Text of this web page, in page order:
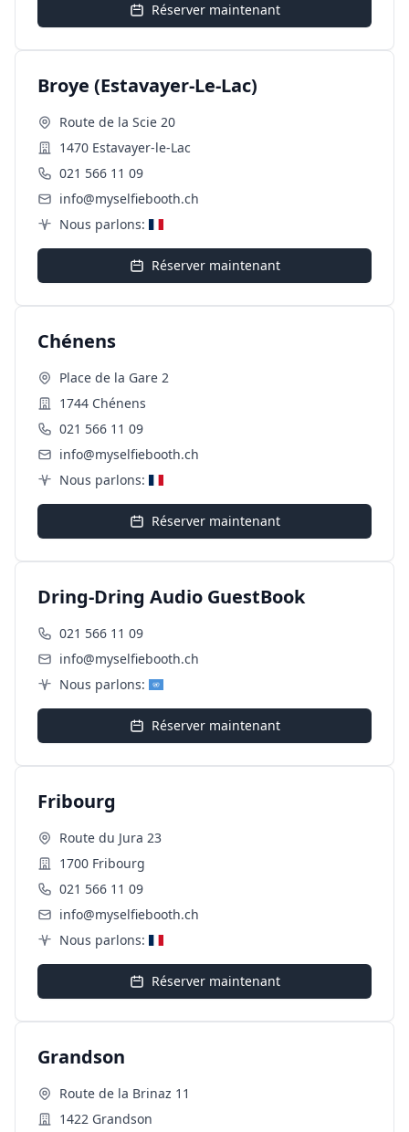
Réserver maintenant
Broye (Estavayer-Le-Lac)
Route de la Scie 20
1470 Estavayer-le-Lac
021 566 11 09
info@myselfiebooth.ch
Nous parlons:
Réserver maintenant
Chénens
Place de la Gare 2
1744 Chénens
021 566 11 09
info@myselfiebooth.ch
Nous parlons:
Réserver maintenant
Dring-Dring Audio GuestBook
021 566 11 09
info@myselfiebooth.ch
Nous parlons:
Réserver maintenant
Fribourg
Route du Jura 23
1700 Fribourg
021 566 11 09
info@myselfiebooth.ch
Nous parlons:
Réserver maintenant
Grandson
Route de la Brinaz 11
1422 Grandson